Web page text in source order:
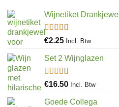
Wijnetiket Drankjewel
Gewaardeerd
€2.25 Incl. Btw
Set 2 Wijnglazen
Gewaardeerd
€16.50 Incl. Btw
Goede Collega